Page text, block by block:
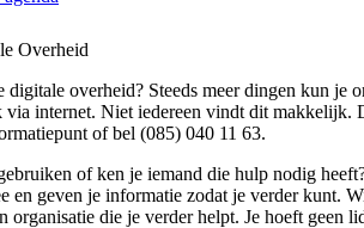
Overheid
digitale overheid? Steeds meer dingen kun je
via internet. Niet iedereen vindt dit makkelijk.
of bel (085) 040 11 63.
of ken je iemand die hulp nodig
en geven je informatie zodat je verder kunt.
organisatie die je verder helpt. Je hoeft geen